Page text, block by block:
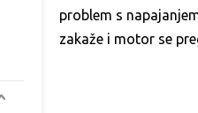
problem s
zakaže i motor se